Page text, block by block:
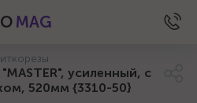
MAG
усиленный, с
520мм {3310-50}